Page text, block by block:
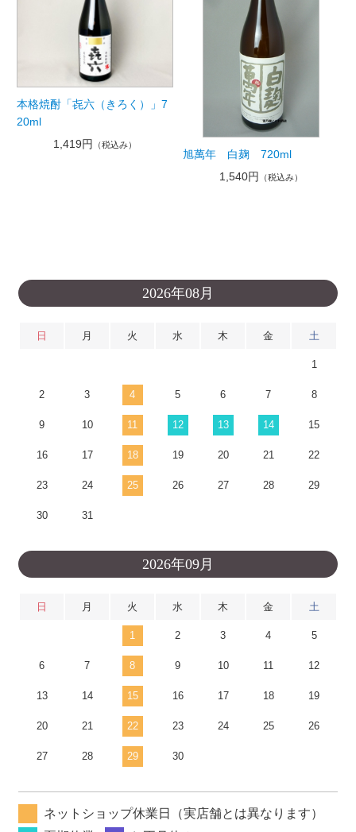
本格焼酎「㐂六（きろく）」7
20ml
1,419円
（税込み）
旭萬年 白麹 720ml
1,540円
（税込み）
2026年08月
日 月 火 水 木 金 土
1
2 3 4 5 6 7 8
9 10 11 12 13 14 15
16 17 18 19 20 21 22
23 24 25 26 27 28 29
30 31
2026年09月
日 月 火 水 木 金 土
1 2 3 4 5
6 7 8 9 10 11 12
13 14 15 16 17 18 19
20 21 22 23 24 25 26
27 28 29 30
ネットショップ休業日（実店舗とは異なります）